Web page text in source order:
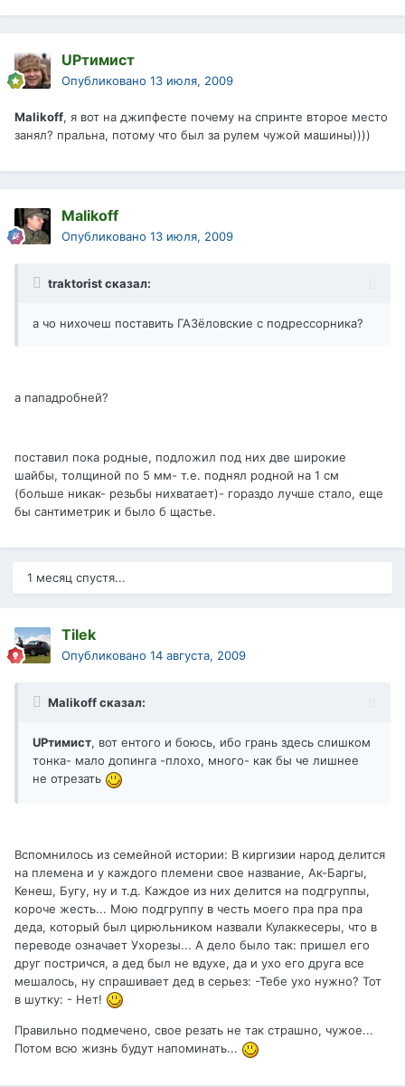
UPтимист
Опубликовано 13 июля, 2009
Malikoff, я вот на джипфесте почему на спринте второе место
занял? пральна, потому что был за рулем чужой машины))))
Malikoff
Опубликовано 13 июля, 2009
traktorist сказал:
а чо нихочеш поставить ГАЗёловские с подрессорника?
а пападробней?
поставил пока родные, подложил под них две широкие
шайбы, толщиной по 5 мм- т.е. поднял родной на 1 см
(больше никак- резьбы нихватает)- гораздо лучше стало, еще
бы сантиметрик и было б щастье.
1 месяц спустя...
Tilek
Опубликовано 14 августа, 2009
Malikoff сказал:
UPтимист, вот ентого и боюсь, ибо грань здесь слишком
тонка- мало допинга -плохо, много- как бы че лишнее
не отрезать
Вспомнилось из семейной истории: В киргизии народ делится
на племена и у каждого племени свое название, Ак-Баргы,
Кенеш, Бугу, ну и т.д. Каждое из них делится на подгруппы,
короче жесть... Мою подгруппу в честь моего пра пра пра
деда, который был цирюльником назвали Кулаккесеры, что в
переводе означает Ухорезы... А дело было так: пришел его
друг постричся, а дед был не вдухе, да и ухо его друга все
мешалось, ну спрашивает дед в серьез: -Тебе ухо нужно? Тот
в шутку: - Нет!
Правильно подмечено, свое резать не так страшно, чужое...
Потом всю жизнь будут напоминать...